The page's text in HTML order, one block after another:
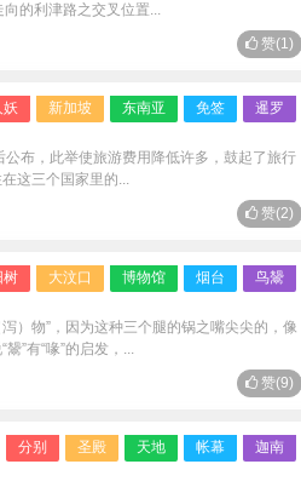
的利津路之交叉位置...
赞(1)
妖 新加坡 东南亚 免签 暹罗
布，此举使旅游费用降低许多，鼓起了旅行
这三个国家里的...
赞(2)
树 大汶口 博物馆 烟台 鸟鬶
）物”，因为这种三个腿的锅之嘴尖尖的，像
”有“喙”的启发，...
赞(9)
分别 圣殿 天地 帐幕 迦南